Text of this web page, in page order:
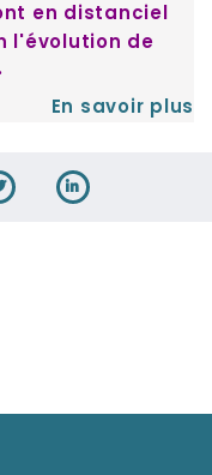
en distanciel
l'évolution de
En savoir plus